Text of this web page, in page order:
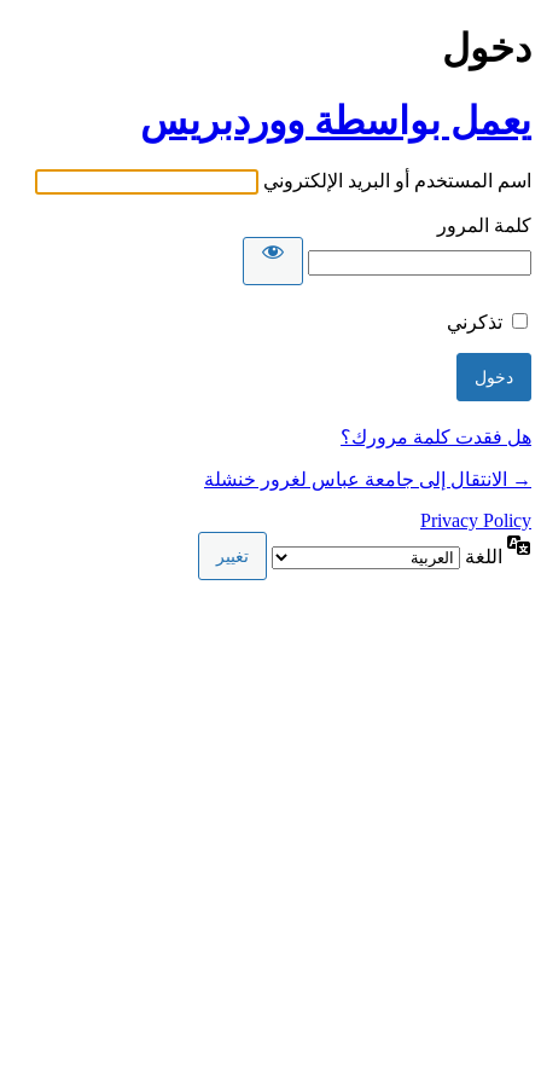
دخول
يعمل بواسطة ووردبريس
اسم المستخدم أو البريد الإلكتروني
كلمة المرور
تذكرني
هل فقدت كلمة مرورك؟
→ الانتقال إلى جامعة عباس لغرور خنشلة
Privacy Policy
اللغة